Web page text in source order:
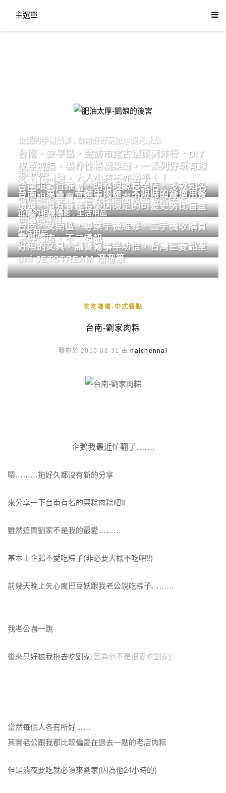
主選單
肥油太厚-鵝娘的後宮
企鵝的手機攝影 台南好好玩旅遊觀光景點
台南．安平區．遊訪市定古蹟東興洋行．DIY
皮革戒指、製作性格糖果罐，一系列好玩有趣
的手作體驗，大人小孩不亦樂乎！！
生活用品
台南眼鏡行推薦．明格眼鏡長榮店．多款知名
品牌眼鏡專賣．掌握時尚潮流配鏡美學。
餐廳體驗
台南．東區．眷麵牛肉麵．不限時的舒適用餐
環境．還有眷麵長榮店限定的可愛史努比盲盒
抽獎活動!!
企鵝的相機攝影,生活用品
台南．安南區．專業手機維修、二手機收購買
賣專門店．不二通訊
生活用品
好用的文具，讓書寫事半功倍，台灣三菱鉛筆
uni JETSTREAM 溜溜筆
吃吃喝喝-中式餐點
台南-劉家肉粽
發佈於 2010-08-31 由naichennai
企鵝我最近忙翻了…….
嗯………拖好久都沒有新的分享
來分享一下台南有名的菜粽肉粽吧!!
雖然這間劉家不是我的最愛………
基本上企鵝不愛吃粽子(非必要大概不吃吧!!)
前幾天晚上失心瘋巴豆妖跟我老公說吃粽子………
我老公嚇一跳
後來只好被我拖去吃劉家(因為他不是很愛吃劉家)
當然每個人各有所好……
其實老公跟我都比較偏愛在過去一點的老店肉粽
但是消夜要吃就必須來劉家(因為他24小時的)